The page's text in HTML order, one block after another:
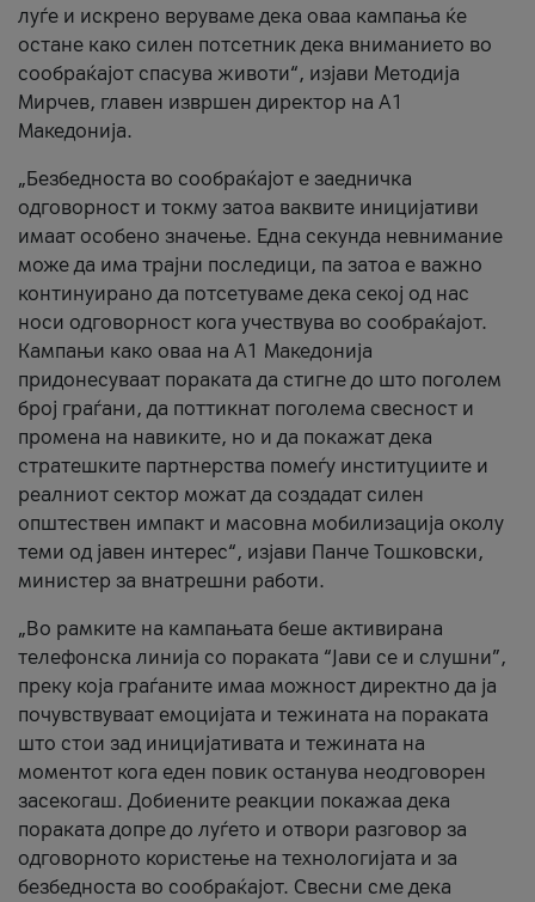
луѓе и искрено веруваме дека оваа кампања ќе
остане како силен потсетник дека вниманието во
сообраќајот спасува животи“, изјави Методија
Мирчев, главен извршен директор на А1
Македонија.
„Безбедноста во сообраќајот е заедничка
одговорност и токму затоа ваквите иницијативи
имаат особено значење. Една секунда невнимание
може да има трајни последици, па затоа е важно
континуирано да потсетуваме дека секој од нас
носи одговорност кога учествува во сообраќајот.
Кампањи како оваа на A1 Македонија
придонесуваат пораката да стигне до што поголем
број граѓани, да поттикнат поголема свесност и
промена на навиките, но и да покажат дека
стратешките партнерства помеѓу институциите и
реалниот сектор можат да создадат силен
општествен импакт и масовна мобилизација околу
теми од јавен интерес“, изјави Панче Тошковски,
министер за внатрешни работи.
„Во рамките на кампањата беше активирана
телефонска линија со пораката “Јави се и слушни”,
преку која граѓаните имаа можност директно да ја
почувствуваат емоцијата и тежината на пораката
што стои зад иницијативата и тежината на
моментот кога еден повик останува неодговорен
засекогаш. Добиените реакции покажаа дека
пораката допре до луѓето и отвори разговор за
одговорното користење на технологијата и за
безбедноста во сообраќајот. Свесни сме дека